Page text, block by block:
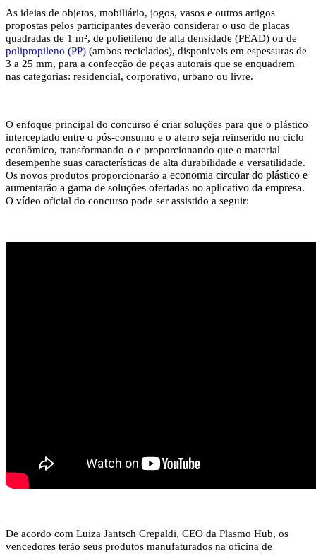
As ideias de objetos, mobiliário, jogos, vasos e outros artigos
propostas pelos participantes deverão considerar o uso de placas
quadradas de 1 m², de polietileno de alta densidade (PEAD) ou de
polipropileno (PP) (ambos reciclados), disponíveis em espessuras de
3 a 25 mm, para a confecção de peças autorais que se enquadrem
nas categorias: residencial, corporativo, urbano ou livre.
O enfoque principal do concurso é criar soluções para que o plástico
interceptado entre o pós-consumo e o aterro seja reinserido no ciclo
econômico, transformando-o e proporcionando que o material
desempenhe suas características de alta durabilidade e versatilidade.
Os novos produtos proporcionarão a economia circular do plástico e
aumentarão a gama de soluções ofertadas no aplicativo da empresa.
O vídeo oficial do concurso pode ser assistido a seguir:
De acordo com Luiza Jantsch Crepaldi, CEO da Plasmo Hub, os
vencedores terão seus produtos manufaturados na oficina de